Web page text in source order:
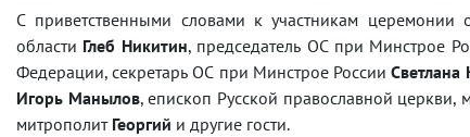
С приветственными словами к участникам церемонии
области Глеб Никитин, председатель ОС при Минстрое
Федерации, секретарь ОС при Минстрое РоссииСветлана
Игорь Манылов, епископ Русской православной
митрополит Георгий и другие гости.